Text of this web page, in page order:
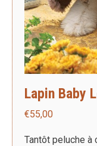
Lapin Baby
€55,00
Tantôt peluche à